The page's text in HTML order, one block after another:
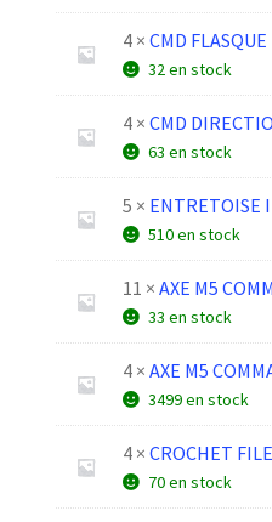
4 × CMD
32 en stock
4 × CMD
63 en stock
5 × ENTRETOISE
510 en stock
11 × AXE M5
33 en stock
4 × AXE M5
3499 en stock
4 × CROCHET
70 en stock